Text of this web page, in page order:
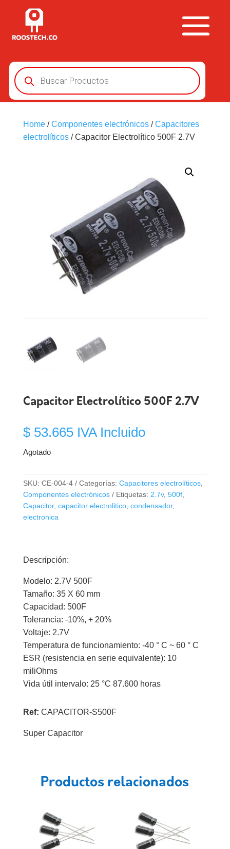
Búsqueda
de
productos
Home/Componentes electrónicos/Capacitores
electrolíticos/ Capacitor Electrolítico 500F 2.7V
Capacitor Electrolítico 500F 2.7V
$53.665 IVA Incluido
Agotado
SKU: CE-004-4 Categorías: Capacitores electrolíticos,
Componentes electrónicos
Etiquetas: 2.7v, 500f,
Capacitor, capacitor electrolitico, condensador,
electronica
Descripción:
Modelo: 2.7V 500F
Tamaño: 35 X 60 mm
Capacidad: 500F
Tolerancia: -10%, + 20%
Voltaje: 2.7V
Temperatura de funcionamiento: -40 ° C ~ 60 ° C
ESR (resistencia en serie equivalente): 10
miliOhms
Vida útil intervalo: 25 °C 87.600 horas
Ref: CAPACITOR-S500F
Super Capacitor
Productos relacionados